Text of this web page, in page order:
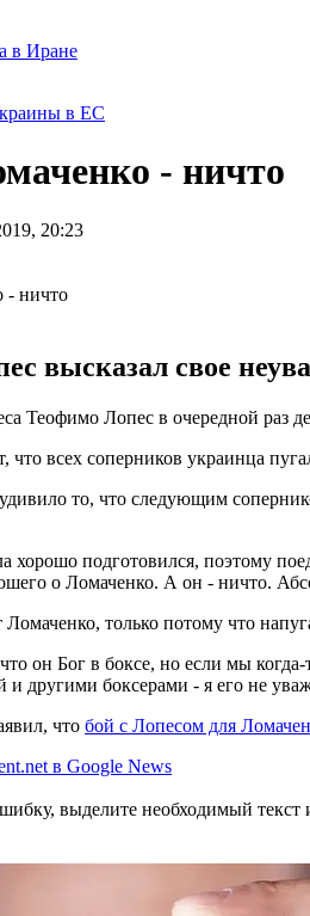
в Иране
в ЕС
- ничто
20:23
высказал свое
Теофимо Лопес в очередной раз
что всех соперников украинца
то, что следующим
хорошо подготовился, поэтому
о Ломаченко. А он - ничто.
только потому что
он Бог в боксе, но если мы
и другими боксерами - я его не
что бой с Лопесом для
в Google News
выделите необходимый